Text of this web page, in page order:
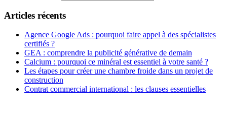
Articles récents
Agence Google Ads : pourquoi faire appel à des spécialistes
certifiés ?
GEA : comprendre la publicité générative de demain
Calcium : pourquoi ce minéral est essentiel à votre santé ?
Les étapes pour créer une chambre froide dans un projet de
construction
Contrat commercial international : les clauses essentielles